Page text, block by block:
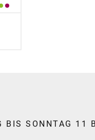
BIS SONNTAG 11